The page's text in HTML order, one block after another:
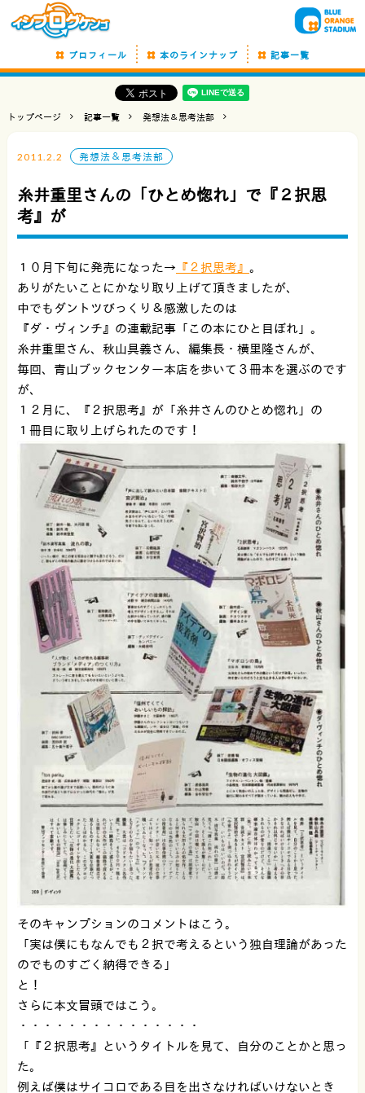
プロフィール 本のラインナップ 記事一覧
トップページ 記事一覧 発想法＆思考法部
2011.2.2 発想法＆思考法部
糸井重里さんの「ひとめ惚れ」で『２択思
考』が
１０月下旬に発売になった→ 『２択思考』 。
ありがたいことにかなり取り上げて頂きましたが、
中でもダントツびっくり＆感激したのは
『ダ・ヴィンチ』の連載記事「この本にひと目ぼれ」。
糸井重里さん、秋山具義さん、編集長・横里隆さんが、
毎回、青山ブックセンター本店を歩いて３冊本を選ぶのです
が、
１２月に、『２択思考』が「糸井さんのひとめ惚れ」の
１冊目に取り上げられたのです！
そのキャンプションのコメントはこう。
「実は僕にもなんでも２択で考えるという独自理論があった
のでものすごく納得できる」
と！
さらに本文冒頭ではこう。
・・・・・・・・・・・・・・・
「『２択思考』というタイトルを見て、自分のことかと思っ
た。
例えば僕はサイコロである目を出さなければいけないとき